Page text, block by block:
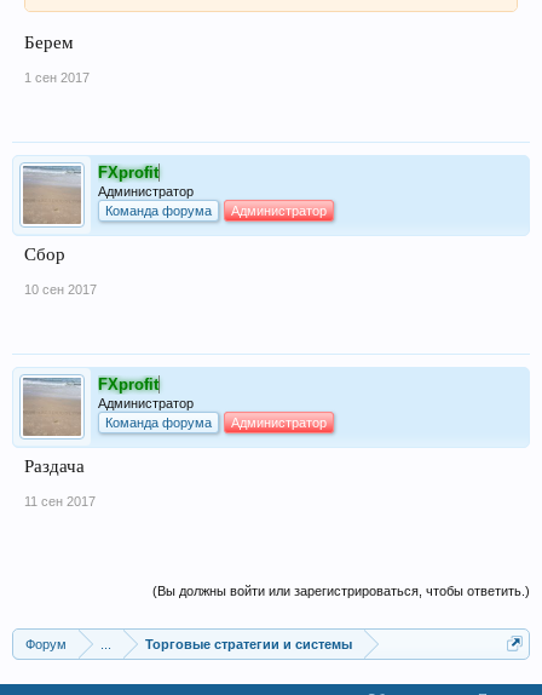
Берем
1 сен 2017
FXprofit
Администратор
Команда форума
Администратор
Сбор
10 сен 2017
FXprofit
Администратор
Команда форума
Администратор
Раздача
11 сен 2017
(Вы должны войти или зарегистрироваться, чтобы ответить.)
Форум Торговые стратегии и системы